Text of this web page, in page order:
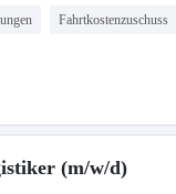
Fahrtkostenzuschuss
(m/w/d)